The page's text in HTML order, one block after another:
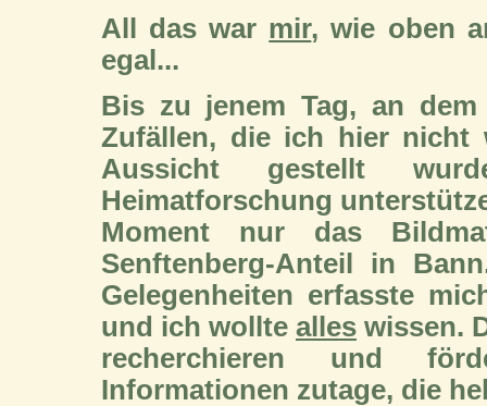
All das war mir, wie oben
egal...
Bis zu jenem Tag, an
Zufällen, die ich hier nicht
Aussicht gestellt
Heimatforschung
Moment nur das
Senftenberg-Anteil in
Gelegenheiten erfasste
und ich wollte alles wissen.
recherchieren und
Informationen zutage, die